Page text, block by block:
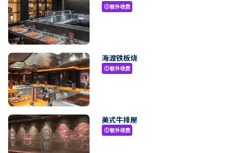
paid额外收费
海渡铁板烧
paid额外收费
美式牛排屋
paid额外收费